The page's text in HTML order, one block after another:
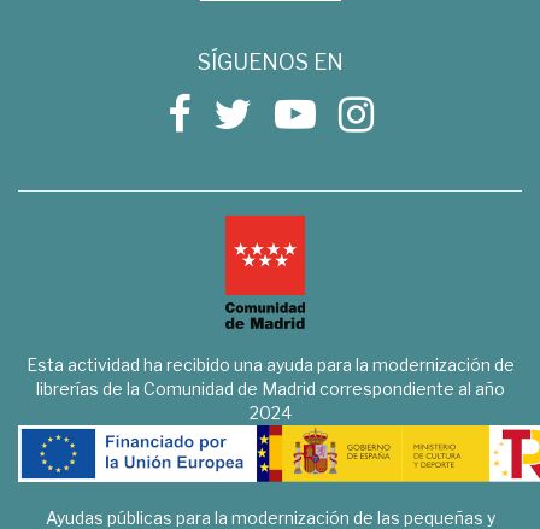
SÍGUENOS EN
Esta actividad ha recibido una ayuda para la modernización de
librerías de la Comunidad de Madrid correspondiente al año
2024
Ayudas públicas para la modernización de las pequeñas y